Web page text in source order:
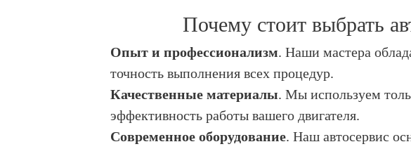
Почему стоит выбрать
Опыт и профессионализм. Наши мастера
точность выполнения всех процедур.
Качественные материалы. Мы используем
эффективность работы вашего двигателя.
Современное оборудование. Наш автосервис